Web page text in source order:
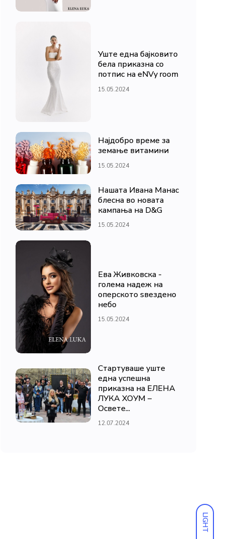
LIGHT
Уште една бајковито
бела приказна со
потпис на eNVy room
15.05.2024
Најдобро време за
земање витамини
15.05.2024
Нашата Ивана Манас
блесна во новата
кампања на D&G
15.05.2024
Ева Живковска -
голема надеж на
оперското ѕвездено
небо
15.05.2024
Стартуваше уште
една успешна
приказна на ЕЛЕНА
ЛУКА ХОУМ –
Освете...
12.07.2024